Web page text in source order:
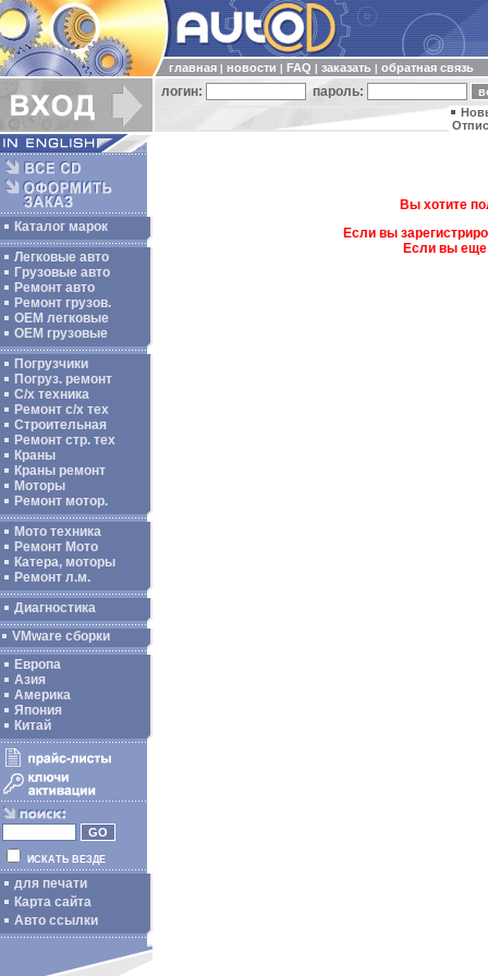
главная новости FAQ заказать обратная связь
логин: пароль:
Каталог марок
Легковые авто
Грузовые авто
Ремонт авто
Ремонт грузов.
ОЕМ легковые
OEM грузовые
Погрузчики
Погруз. ремонт
С/х техника
Ремонт с/х тех
Строительная
Ремонт стр. тех
Краны
Краны ремонт
Моторы
Ремонт мотор.
Мото техника
Ремонт Мото
Катера, моторы
Ремонт л.м.
Диагностика
VMware сборки
Европа
Азия
Америка
Япония
Китай
ИСКАТЬ ВЕЗДЕ
для печати
Карта сайта
Авто ссылки
Вы хотите
Если вы
Если вы еще